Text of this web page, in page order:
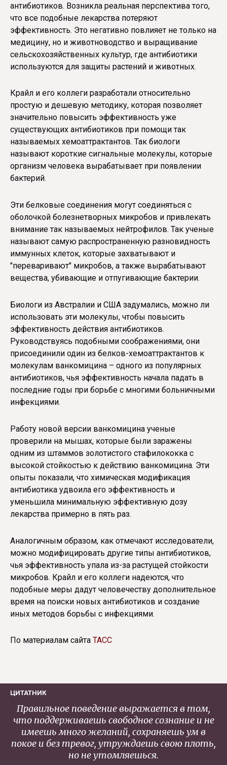
антибиотиков. Возникла реальная перспектива того,
что все подобные лекарства потеряют
эффективность. Это негативно повлияет не только на
медицину, но и животноводство и выращивание
сельскохозяйственных культур, где антибиотики
используются для защиты растений и животных.
Крайл и его коллеги разработали относительно
простую и дешевую методику, которая позволяет
значительно повысить эффективность уже
существующих антибиотиков при помощи так
называемых хемоаттрактантов. Так биологи
называют короткие сигнальные молекулы, которые
организм человека вырабатывает при появлении
бактерий.
Эти белковые соединения могут соединяться с
оболочкой болезнетворных микробов и привлекать
внимание так называемых нейтрофилов. Так ученые
называют самую распространенную разновидность
иммунных клеток, которые захватывают и
"переваривают" микробов, а также вырабатывают
вещества, убивающие и отпугивающие бактерии.
Биологи из Австралии и США задумались, можно ли
использовать эти молекулы, чтобы повысить
эффективность действия антибиотиков.
Руководствуясь подобными соображениями, они
присоединили один из белков-хемоаттрактантов к
молекулам ванкомицина – одного из популярных
антибиотиков, чья эффективность начала падать в
последние годы при борьбе с многими больничными
инфекциями.
Работу новой версии ванкомицина ученые
проверили на мышах, которые были заражены
одним из штаммов золотистого стафилококка с
высокой стойкостью к действию ванкомицина. Эти
опыты показали, что химическая модификация
антибиотика удвоила его эффективность и
уменьшила минимальную эффективную дозу
лекарства примерно в пять раз.
Аналогичным образом, как отмечают исследователи,
можно модифицировать другие типы антибиотиков,
чья эффективность упала из-за растущей стойкости
микробов. Крайл и его коллеги надеются, что
подобные меры дадут человечеству дополнительное
время на поиски новых антибиотиков и создание
иных методов борьбы с инфекциями.
По материалам сайта ТАСС
ЦИТАТНИК
Правильное поведение выражается в том,
что поддерживаешь свободное сознание и не
имеешь много желаний, сохраняешь ум в
покое и без тревог, утруждаешь свою плоть,
но не утомляешься.